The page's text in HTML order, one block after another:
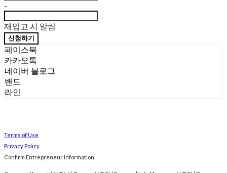
-
재입고 시 알림
신청하기
페이스북
카카오톡
네이버 블로그
밴드
라인
Terms of Use
Privacy Policy
Confirm Entrepreneur Information